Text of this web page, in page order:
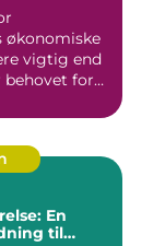
økonomiske
vigtig end
behovet for
En
til